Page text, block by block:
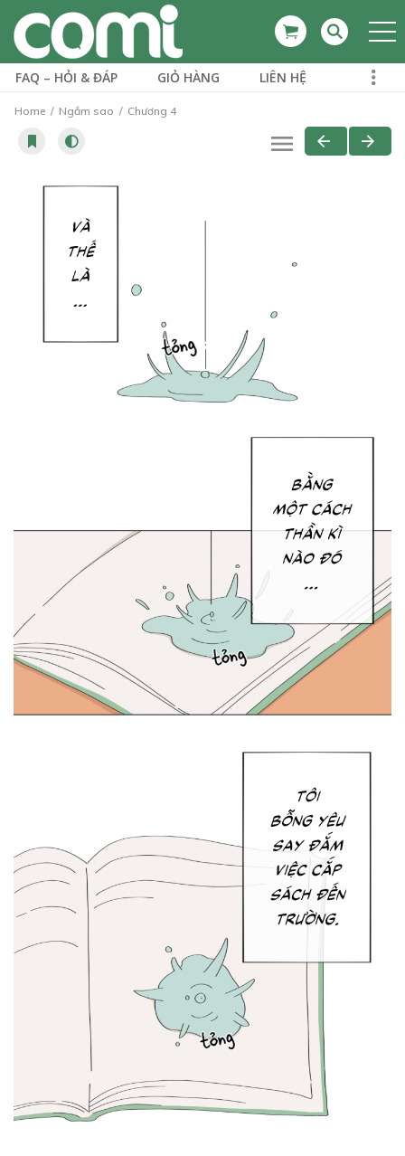
FAQ – HỎI & ĐÁP GIỎ HÀNG LIÊN HỆ
Home Ngắm sao Chương 4